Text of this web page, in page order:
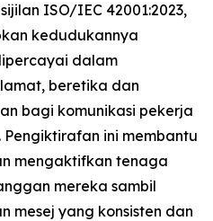
ISO/IEC 42001:2023,
kedudukannya
dalam
beretika dan
bagi komunikasi pekerja
ini membantu
mengaktifkan tenaga
mereka sambil
mesej yang konsisten dan